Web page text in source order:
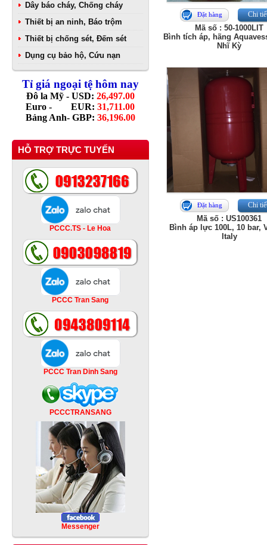
Dây báo cháy, Chống cháy
Thiết bị an ninh, Báo trộm
Thiết bị chống sét, Đếm sét
Dụng cụ bảo hộ, Cứu nạn
Tỉ giá ngoại tệ hôm nay
Đô la Mỹ - USD: 26,497.00
Euro - EUR: 31,711.00
Bảng Anh- GBP: 36,196.00
HỖ TRỢ TRỰC TUYẾN
PCCC.TS - Le Hoa
PCCC Tran Sang
PCCC Tran Dinh Sang
PCCCTRANSANG
Messenger
Đặt hàng Chi
Mã số : 50-1000LIT
Bình tích áp, hãng
Nhĩ Kỳ
Đặt hàng Chi
Mã số : US100361
Bình áp lực 100L, 10 bar,
Italy